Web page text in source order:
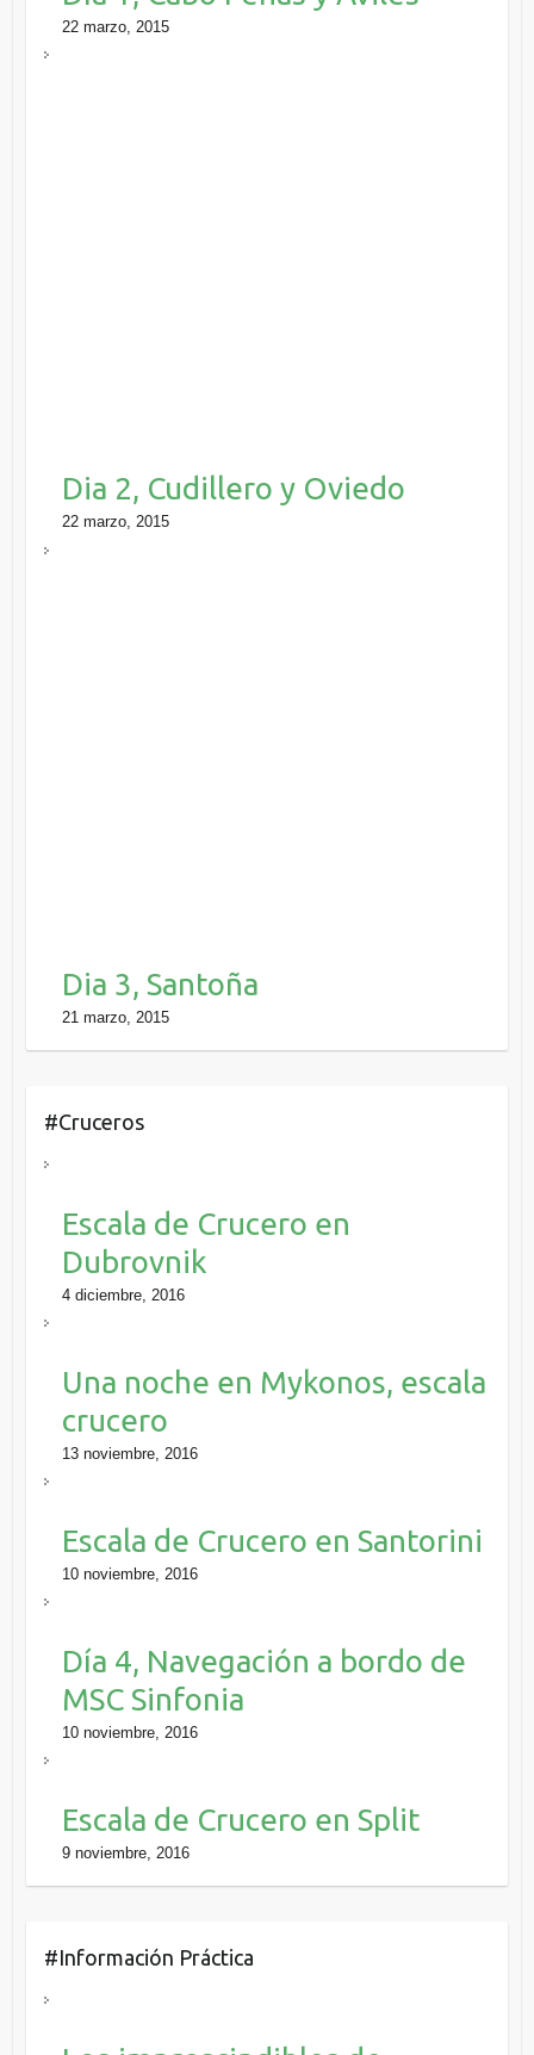
22 marzo, 2015
Dia 2, Cudillero y Oviedo
22 marzo, 2015
Dia 3, Santoña
21 marzo, 2015
#Cruceros
Escala de Crucero en
Dubrovnik
4 diciembre, 2016
Una noche en Mykonos, escala
crucero
13 noviembre, 2016
Escala de Crucero en Santorini
10 noviembre, 2016
Día 4, Navegación a bordo de
MSC Sinfonia
10 noviembre, 2016
Escala de Crucero en Split
9 noviembre, 2016
#Información Práctica